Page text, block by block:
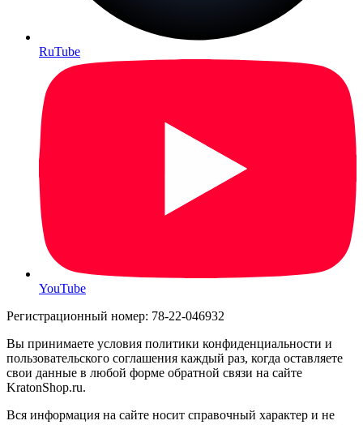
RuTube
YouTube
Регистрационный номер: 78-22-046932
Вы принимаете условия политики конфиденциальности и
пользовательского соглашения каждый раз, когда оставляете
свои данные в любой форме обратной связи на сайте
KratonShop.ru.
Вся информация на сайте носит справочный характер и не